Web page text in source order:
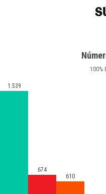
100%
1.539
674
610